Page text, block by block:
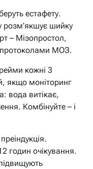
естафету.
розм’якшує шийку
– Мізопростол,
протоколами МОЗ.
кожні 3
якщо моніторинг
вода витікає,
Комбінуйте – і
годин очікування.